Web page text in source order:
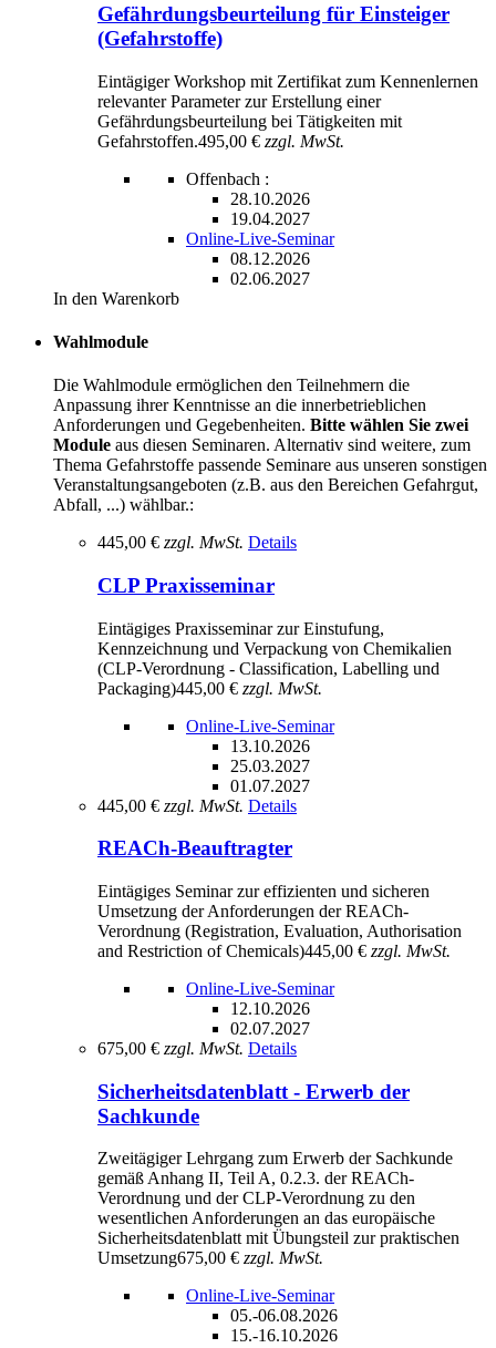
Gefährdungsbeurteilung für Einsteiger
(Gefahrstoffe)
Eintägiger Workshop mit Zertifikat zum Kennenlernen
relevanter Parameter zur Erstellung einer
Gefährdungsbeurteilung bei Tätigkeiten mit
Gefahrstoffen.495,00 € zzgl. MwSt.
Offenbach :
28.10.2026
19.04.2027
Online-Live-Seminar
08.12.2026
02.06.2027
In den Warenkorb
Wahlmodule
Die Wahlmodule ermöglichen den Teilnehmern die
Anpassung ihrer Kenntnisse an die innerbetrieblichen
Anforderungen und Gegebenheiten. Bitte wählen Sie zwei
Module aus diesen Seminaren. Alternativ sind weitere, zum
Thema Gefahrstoffe passende Seminare aus unseren sonstigen
Veranstaltungsangeboten (z.B. aus den Bereichen Gefahrgut,
Abfall, ...) wählbar.:
445,00 € zzgl. MwSt. Details
CLP Praxisseminar
Eintägiges Praxisseminar zur Einstufung,
Kennzeichnung und Verpackung von Chemikalien
(CLP-Verordnung - Classification, Labelling und
Packaging)445,00 € zzgl. MwSt.
Online-Live-Seminar
13.10.2026
25.03.2027
01.07.2027
445,00 € zzgl. MwSt. Details
REACh-Beauftragter
Eintägiges Seminar zur effizienten und sicheren
Umsetzung der Anforderungen der REACh-
Verordnung (Registration, Evaluation, Authorisation
and Restriction of Chemicals)445,00 € zzgl. MwSt.
Online-Live-Seminar
12.10.2026
02.07.2027
675,00 € zzgl. MwSt. Details
Sicherheitsdatenblatt - Erwerb der
Sachkunde
Zweitägiger Lehrgang zum Erwerb der Sachkunde
gemäß Anhang II, Teil A, 0.2.3. der REACh-
Verordnung und der CLP-Verordnung zu den
wesentlichen Anforderungen an das europäische
Sicherheitsdatenblatt mit Übungsteil zur praktischen
Umsetzung675,00 € zzgl. MwSt.
Online-Live-Seminar
05.-06.08.2026
15.-16.10.2026